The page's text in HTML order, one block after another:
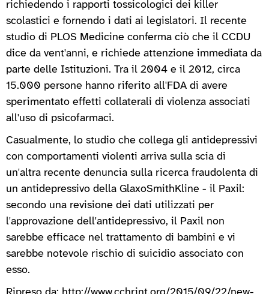
richiedendo i rapporti tossicologici dei killer
scolastici e fornendo i dati ai legislatori. Il recente
studio di PLOS Medicine conferma ciò che il CCDU
dice da vent'anni, e richiede attenzione immediata da
parte delle Istituzioni. Tra il 2004 e il 2012, circa
15.000 persone hanno riferito all'FDA di avere
sperimentato effetti collaterali di violenza associati
all'uso di psicofarmaci.
Casualmente, lo studio che collega gli antidepressivi
con comportamenti violenti arriva sulla scia di
un'altra recente denuncia sulla ricerca fraudolenta di
un antidepressivo della GlaxoSmithKline - il Paxil:
secondo una revisione dei dati utilizzati per
l'approvazione dell'antidepressivo, il Paxil non
sarebbe efficace nel trattamento di bambini e vi
sarebbe notevole rischio di suicidio associato con
esso.